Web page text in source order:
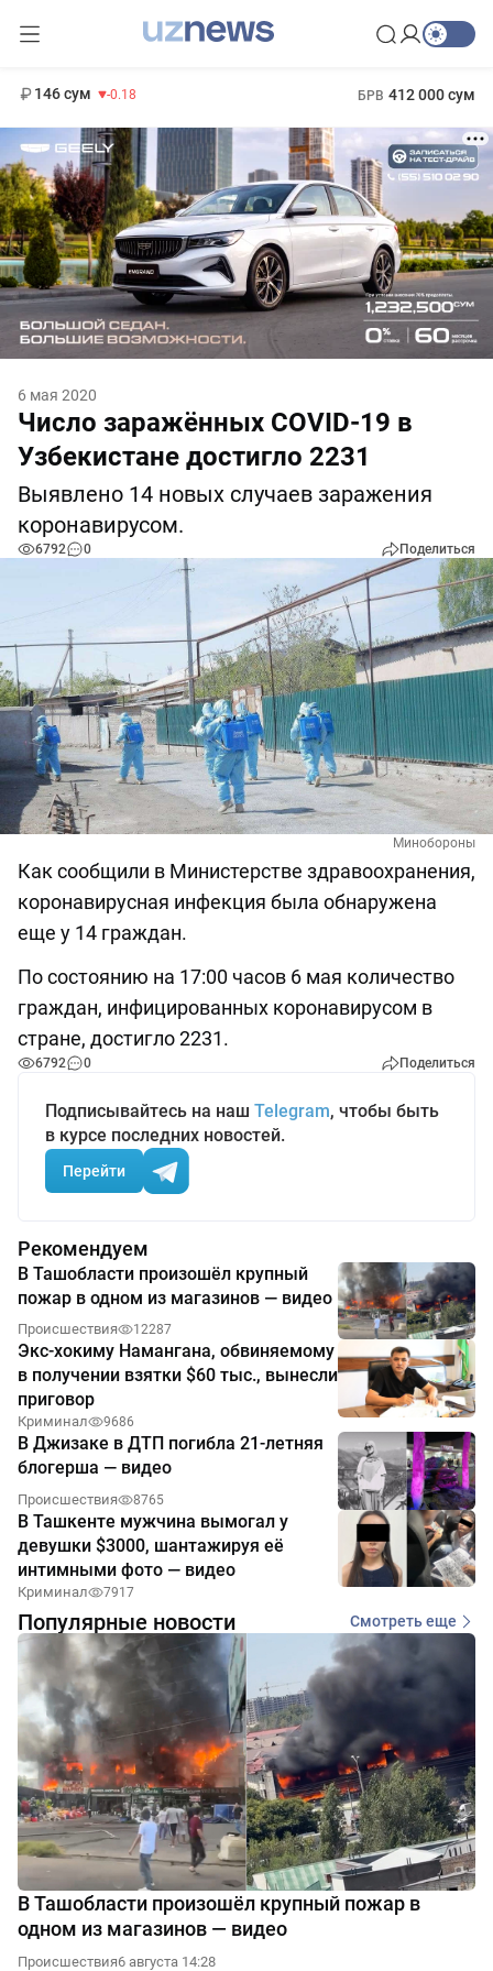
146 сум -0.18 БРВ 412 000 сум
6 мая 2020
Число заражённых COVID-19 в
Узбекистане достигло 2231
Выявлено 14 новых случаев заражения
коронавирусом.
6792 0 Поделиться
Минобороны
Как сообщили в Министерстве здравоохранения,
коронавирусная инфекция была обнаружена
еще у 14 граждан.
По состоянию на 17:00 часов 6 мая количество
граждан, инфицированных коронавирусом в
стране, достигло 2231.
6792 0 Поделиться
Подписывайтесь на наш Telegram, чтобы быть
в курсе последних новостей.
Перейти
Рекомендуем
В Ташобласти произошёл крупный
пожар в одном из магазинов — видео
Происшествия 12287
Экс-хокиму Намангана, обвиняемому
в получении взятки $60 тыс., вынесли
приговор
Криминал 9686
В Джизаке в ДТП погибла 21-летняя
блогерша — видео
Происшествия 8765
В Ташкенте мужчина вымогал у
девушки $3000, шантажируя её
интимными фото — видео
Криминал 7917
Популярные новости Смотреть еще
В Ташобласти произошёл крупный пожар в
одном из магазинов — видео
Происшествия6 августа 14:28